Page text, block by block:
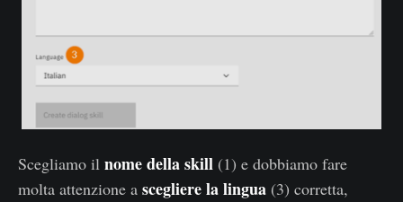
Scegliamo il nome della skill (1) e dobbiamo fare
molta attenzione a scegliere la lingua (3) corretta,